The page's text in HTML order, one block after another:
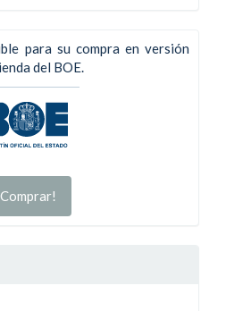
para su compra en versión
del BOE.